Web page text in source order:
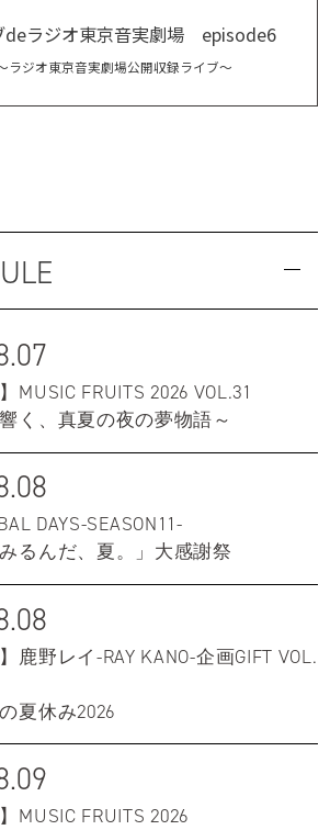
deラジオ東京音実劇場 episode6
ラジオ東京音実劇場公開収録ライブ〜
MUSIC FRUITS 2026 VOL.31
く、真夏の夜の夢物語～
DAYS-SEASON11-
みるんだ、夏。」大感謝祭
鹿野レイ-RAY KANO-企画GIFT VOL.
夏休み2026
MUSIC FRUITS 2026